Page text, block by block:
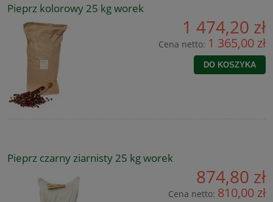
Pieprz kolorowy 25 kg worek
1 474,20 zł
Cena netto: 1 365,00 zł
DO KOSZYKA
Pieprz czarny ziarnisty 25 kg worek
874,80 zł
Cena netto: 810,00 zł